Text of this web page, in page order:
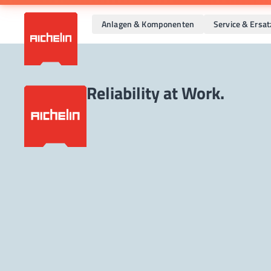
Anlagen & Komponenten Service &
Reliability at Work.